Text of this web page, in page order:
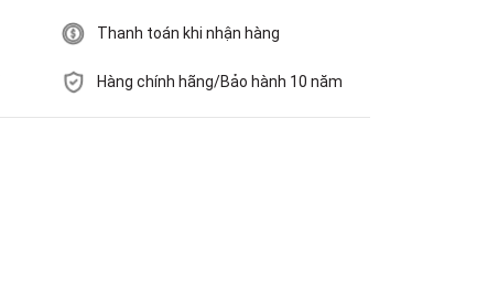
Thanh toán khi nhận hàng
Hàng chính hãng/Bảo hành 10 năm